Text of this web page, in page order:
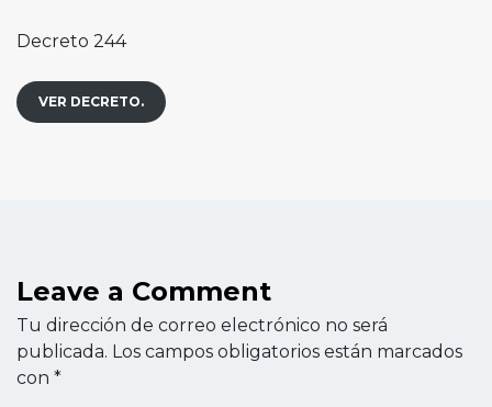
Decreto 244
VER DECRETO.
Leave a Comment
Tu dirección de correo electrónico no será
publicada. Los campos obligatorios están marcados
con *